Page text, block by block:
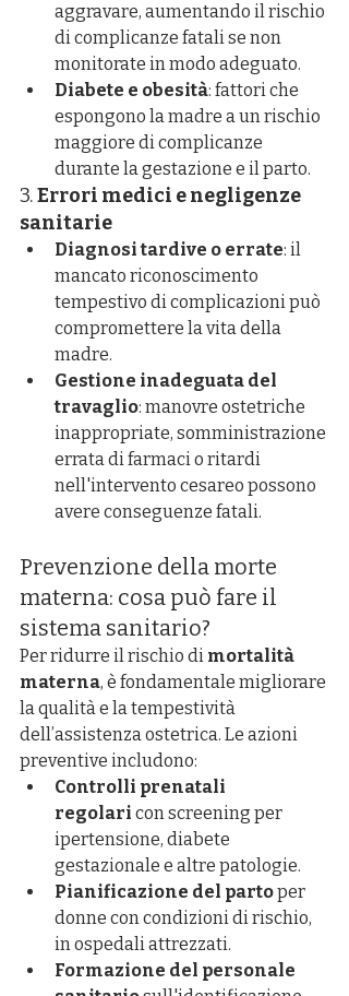
aggravare, aumentando il rischio
di complicanze fatali se non
monitorate in modo adeguato.
Diabete e obesità: fattori che
espongono la madre a un rischio
maggiore di complicanze
durante la gestazione e il parto.
3. Errori medici e negligenze
sanitarie
Diagnosi tardive o errate: il
mancato riconoscimento
tempestivo di complicazioni può
compromettere la vita della
madre.
Gestione inadeguata del
travaglio: manovre ostetriche
inappropriate, somministrazione
errata di farmaci o ritardi
nell'intervento cesareo possono
avere conseguenze fatali.
Prevenzione della morte
materna: cosa può fare il
sistema sanitario?
Per ridurre il rischio di mortalità
materna, è fondamentale migliorare
la qualità e la tempestività
dell’assistenza ostetrica. Le azioni
preventive includono:
Controlli prenatali
regolari con screening per
ipertensione, diabete
gestazionale e altre patologie.
Pianificazione del parto per
donne con condizioni di rischio,
in ospedali attrezzati.
Formazione del personale